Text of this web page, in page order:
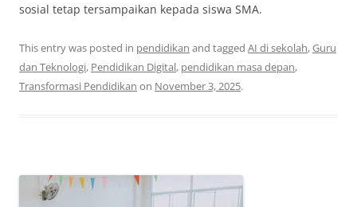
sosial tetap tersampaikan kepada siswa SMA.
This entry was posted in pendidikan and tagged AI di sekolah,Guru
dan Teknologi, Pendidikan Digital, pendidikan masa depan,
Transformasi Pendidikan on November 3, 2025.